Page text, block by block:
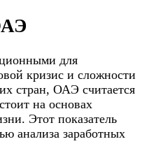
для
кризис и сложности
стран, ОАЭ считается
на основах
Этот показатель
анализа заработных